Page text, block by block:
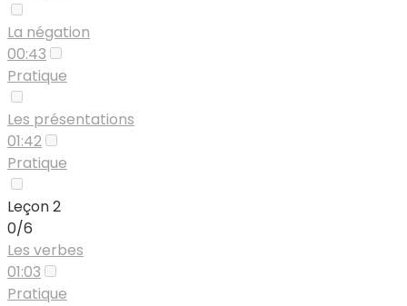
La négation
00:43
Pratique
Les présentations
01:42
Pratique
Leçon 2
0/6
Les verbes
01:03
Pratique